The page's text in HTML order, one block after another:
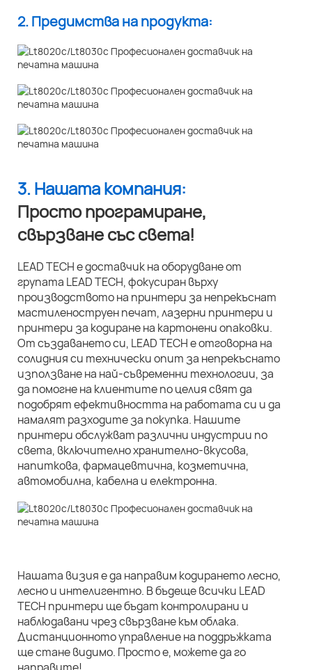
2. Предимства на продукта:
3. Нашата компания:
Просто програмиране,
свързване със света!
LEAD TECH е доставчик на оборудване от
групата LEAD TECH, фокусиран върху
производството на принтери за непрекъснат
мастиленоструен печат, лазерни принтери и
принтери за кодиране на картонени опаковки.
От създаването си, LEAD TECH е отговорна на
солидния си технически опит за непрекъснато
използване на най-съвременни технологии, за
да помогне на клиентите по целия свят да
подобрят ефективността на работата си и да
намалят разходите за покупка. Нашите
принтери обслужват различни индустрии по
света, включително хранително-вкусова,
напиткова, фармацевтична, козметична,
автомобилна, кабелна и електронна.
Нашата визия е да направим кодирането лесно,
лесно и интелигентно. В бъдеще всички LEAD
TECH принтери ще бъдат контролирани и
наблюдавани чрез свързване към облака.
Дистанционното управление на поддръжката
ще стане видимо. Просто е, можете да го